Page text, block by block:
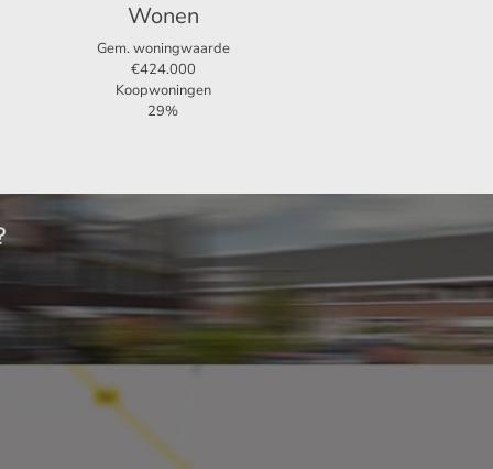
Wonen
Gem. woningwaarde
€424.000
Koopwoningen
29%